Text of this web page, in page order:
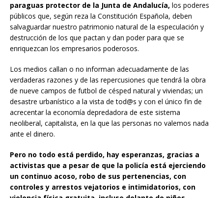
paraguas protector de la Junta de Andalucía, los poderes
públicos que, según reza la Constitución Española, deben
salvaguardar nuestro patrimonio natural de la especulación y
destrucción de los que pactan y dan poder para que se
enriquezcan los empresarios poderosos.
Los medios callan o no informan adecuadamente de las
verdaderas razones y de las repercusiones que tendrá la obra
de nueve campos de futbol de césped natural y viviendas; un
desastre urbanístico a la vista de tod@s y con el único fin de
acrecentar la economía depredadora de este sistema
neoliberal, capitalista, en la que las personas no valemos nada
ante el dinero.
Pero no todo está perdido, hay esperanzas, gracias a
activistas que a pesar de que la policía está ejerciendo
un continuo acoso, robo de sus pertenencias, con
controles y arrestos vejatorios e intimidatorios, con